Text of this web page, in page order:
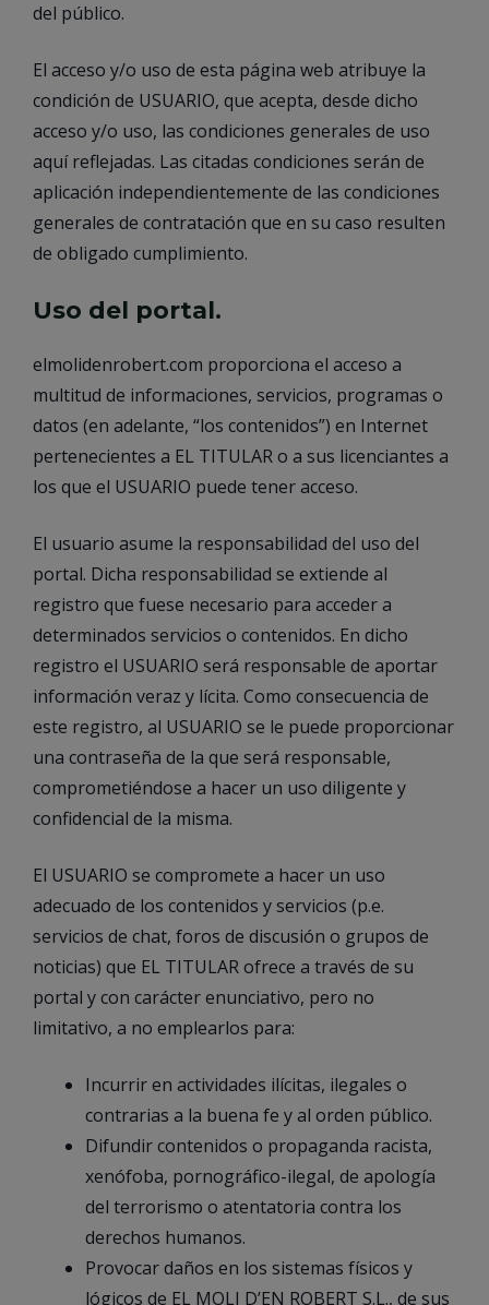
del público.
El acceso y/o uso de esta página web atribuye la
condición de USUARIO, que acepta, desde dicho
acceso y/o uso, las condiciones generales de uso
aquí reflejadas. Las citadas condiciones serán de
aplicación independientemente de las condiciones
generales de contratación que en su caso resulten
de obligado cumplimiento.
Uso del portal.
elmolidenrobert.com proporciona el acceso a
multitud de informaciones, servicios, programas o
datos (en adelante, “los contenidos”) en Internet
pertenecientes a EL TITULAR o a sus licenciantes a
los que el USUARIO puede tener acceso.
El usuario asume la responsabilidad del uso del
portal. Dicha responsabilidad se extiende al
registro que fuese necesario para acceder a
determinados servicios o contenidos. En dicho
registro el USUARIO será responsable de aportar
información veraz y lícita. Como consecuencia de
este registro, al USUARIO se le puede proporcionar
una contraseña de la que será responsable,
comprometiéndose a hacer un uso diligente y
confidencial de la misma.
El USUARIO se compromete a hacer un uso
adecuado de los contenidos y servicios (p.e.
servicios de chat, foros de discusión o grupos de
noticias) que EL TITULAR ofrece a través de su
portal y con carácter enunciativo, pero no
limitativo, a no emplearlos para:
Incurrir en actividades ilícitas, ilegales o
contrarias a la buena fe y al orden público.
Difundir contenidos o propaganda racista,
xenófoba, pornográfico-ilegal, de apología
del terrorismo o atentatoria contra los
derechos humanos.
Provocar daños en los sistemas físicos y
lógicos de EL MOLI D’EN ROBERT S.L., de sus